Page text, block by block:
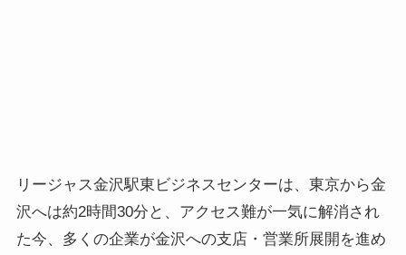
リージャス金沢駅東ビジネスセンターは、東京から金
沢へは約2時間30分と、アクセス難が一気に解消され
た今、多くの企業が金沢への支店・営業所展開を進め